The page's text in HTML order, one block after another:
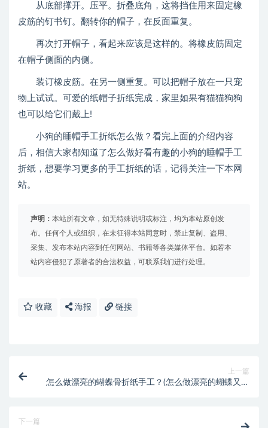
从底部撑开。压平。折叠底角，这将挡住用来固定橡
皮筋的钉书钉。翻转你的帽子，在反面重复。
再次打开帽子，看起来应该是这样的。将橡皮筋固定
在帽子侧面的内侧。
装订橡皮筋。在另一侧重复。可以把帽子放在一只宠
物上试试。可爱的纸帽子折纸完成，家里如果有猫猫狗狗
也可以给它们戴上!
小狗的睡帽手工折纸怎么做？看完上面的介绍内容
后，相信大家都知道了怎么做好看有趣的小狗的睡帽手工
折纸，想要学习更多的手工折纸的话，记得关注一下本网
站。
声明： 本站所有文章，如无特殊说明或标注，均为本站原创发
布。任何个人或组织，在未征得本站同意时，禁止复制、盗用、
采集、发布本站内容到任何网站、书籍等各类媒体平台。如若本
站内容侵犯了原著者的合法权益，可联系我们进行处理。
收藏 海报 链接
上一篇
怎么做漂亮的蝴蝶骨折纸手工？(怎么做漂亮的蝴蝶又会
下一篇